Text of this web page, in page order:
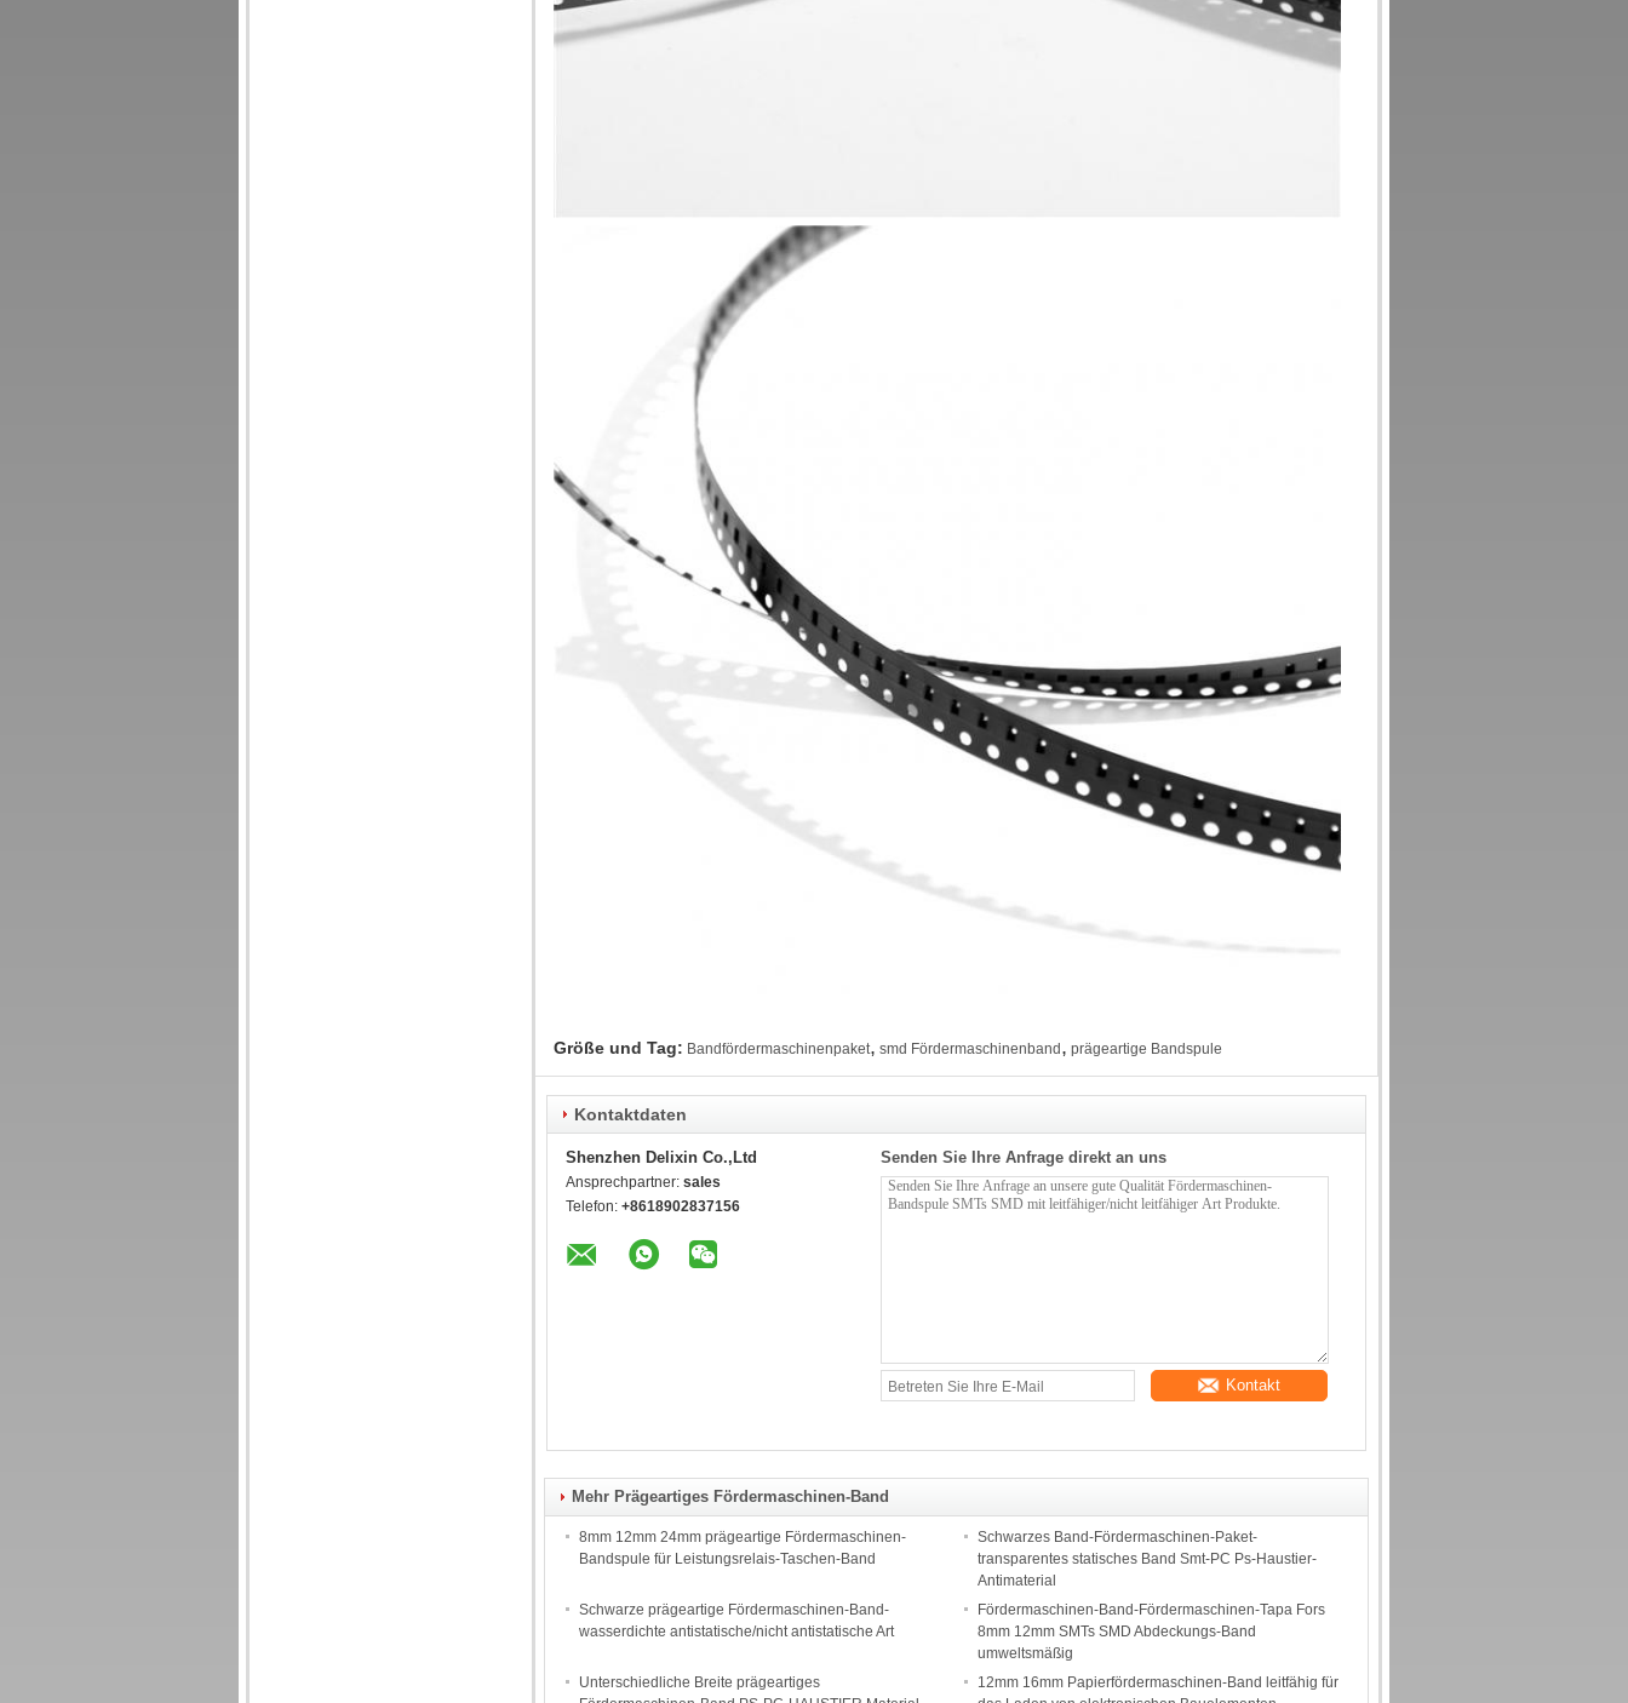
Größe und Tag: Bandfördermaschinenpaket, smd Fördermaschinenband , prägeartige Bandspule
Kontaktdaten
Shenzhen Delixin Co.,Ltd
Ansprechpartner: sales
Telefon: +8618902837156
Senden Sie Ihre Anfrage direkt an uns
Kontakt
Mehr Prägeartiges Fördermaschinen-Band
8mm 12mm 24mm prägeartige Fördermaschinen-
Bandspule für Leistungsrelais-Taschen-Band
Schwarzes Band-Fördermaschinen-Paket-
transparentes statisches Band Smt-PC Ps-Haustier-
Antimaterial
Schwarze prägeartige Fördermaschinen-Band-
wasserdichte antistatische/nicht antistatische Art
Fördermaschinen-Band-Fördermaschinen-Tapa Fors
8mm 12mm SMTs SMD Abdeckungs-Band
umweltsmäßig
Unterschiedliche Breite prägeartiges
12mm 16mm Papierfördermaschinen-Band leitfähig für